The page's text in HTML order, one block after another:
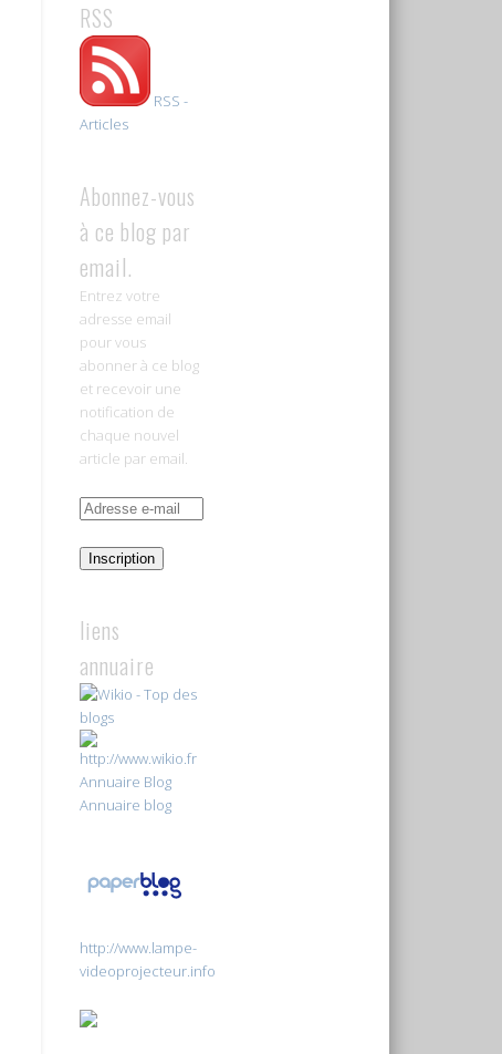
RSS
RSS -
Articles
Abonnez-vous
à ce blog par
email.
Entrez votre
adresse email
pour vous
abonner à ce blog
et recevoir une
notification de
chaque nouvel
article par email.
Adresse
mailInscription
liens
annuaire
Annuaire Blog
Annuaire blog
http://www.lampe-
videoprojecteur.info